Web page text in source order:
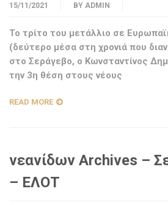
15/11/2021 BY ADMIN
Το τρίτο του μετάλλιο σε
(δεύτερο μέσα στη χρονιά που
στο Σεράγεβο, ο Κωνσταντίνος
την 3η θέση στους νέους
READ MORE
νεανίδων Archives –
– ΕΛΟΤ